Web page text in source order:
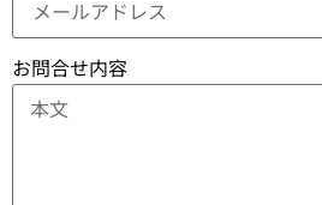
お問合せ内容